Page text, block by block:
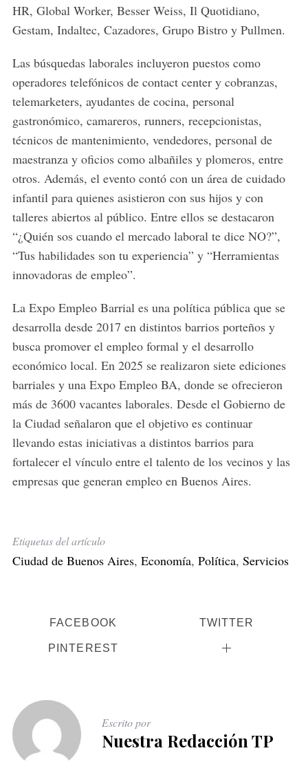
HR, Global Worker, Besser Weiss, Il Quotidiano,
Gestam, Indaltec, Cazadores, Grupo Bistro y Pullmen.
Las búsquedas laborales incluyeron puestos como
operadores telefónicos de contact center y cobranzas,
telemarketers, ayudantes de cocina, personal
gastronómico, camareros, runners, recepcionistas,
técnicos de mantenimiento, vendedores, personal de
maestranza y oficios como albañiles y plomeros, entre
otros. Además, el evento contó con un área de cuidado
infantil para quienes asistieron con sus hijos y con
talleres abiertos al público. Entre ellos se destacaron
“¿Quién sos cuando el mercado laboral te dice NO?”,
“Tus habilidades son tu experiencia” y “Herramientas
innovadoras de empleo”.
La Expo Empleo Barrial es una política pública que se
desarrolla desde 2017 en distintos barrios porteños y
busca promover el empleo formal y el desarrollo
económico local. En 2025 se realizaron siete ediciones
barriales y una Expo Empleo BA, donde se ofrecieron
más de 3600 vacantes laborales. Desde el Gobierno de
la Ciudad señalaron que el objetivo es continuar
llevando estas iniciativas a distintos barrios para
fortalecer el vínculo entre el talento de los vecinos y las
empresas que generan empleo en Buenos Aires.
Etiquetas del artículo
Ciudad de Buenos Aires, Economía, Política, Servicios
FACEBOOK TWITTER
PINTEREST
Escrito por
Nuestra Redacción TP